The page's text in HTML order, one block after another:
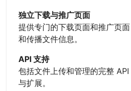
独立下载与推广页面
提供专门的下载页面和推广页
和传播文件信息。
API 支持
包括文件上传和管理的完整
与扩展。